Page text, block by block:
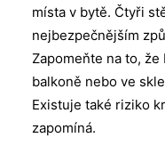
místa v bytě. Čtyři
nejbezpečnějším
Zapomeňte na to,
balkoně nebo ve
Existuje také riziko
zapomíná.